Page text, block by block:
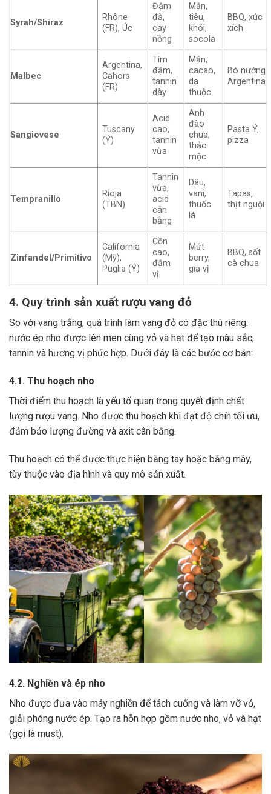
Syrah/Shiraz
Rhône
(FR), Úc
Đậm
đà,
cay
nồng
Mận,
tiêu,
khói,
socola
BBQ, xúc
xích
Malbec
Argentina,
Cahors
(FR)
Tím
đậm,
tannin
dày
Mận,
cacao,
da
thuộc
Bò nướng
Argentina
Sangiovese
Tuscany
(Ý)
Acid
cao,
tannin
vừa
Anh
đào
chua,
thảo
mộc
Pasta Ý,
pizza
Tempranillo
Rioja
(TBN)
Tannin
vừa,
acid
cân
bằng
Dâu,
vani,
thuốc
lá
Tapas,
thịt nguội
Zinfandel/Primitivo
California
(Mỹ),
Puglia (Ý)
Cồn
cao,
đậm
vị
Mứt
berry,
gia vị
BBQ, sốt
cà chua
4. Quy trình sản xuất rượu vang đỏ
So với vang trắng, quá trình làm vang đỏ có đặc thù riêng:
nước ép nho được lên men cùng vỏ và hạt để tạo màu sắc,
tannin và hương vị phức hợp. Dưới đây là các bước cơ bản:
4.1. Thu hoạch nho
Thời điểm thu hoạch là yếu tố quan trọng quyết định chất
lượng rượu vang. Nho được thu hoạch khi đạt độ chín tối ưu,
đảm bảo lượng đường và axit cân bằng.
Thu hoạch có thể được thực hiện bằng tay hoặc bằng máy,
tùy thuộc vào địa hình và quy mô sản xuất.
4.2. Nghiền và ép nho
Nho được đưa vào máy nghiền để tách cuống và làm vỡ vỏ,
giải phóng nước ép. Tạo ra hỗn hợp gồm nước nho, vỏ và hạt
(gọi là must).